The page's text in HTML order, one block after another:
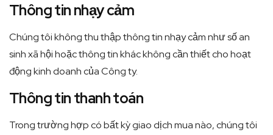
Thông tin nhạy cảm
Chúng tôi không thu thập thông tin nhạy cảm như số an
sinh xã hội hoặc thông tin khác không cần thiết cho hoạt
động kinh doanh của Công ty.
Thông tin thanh toán
Trong trường hợp có bất kỳ giao dịch mua nào, chúng tôi